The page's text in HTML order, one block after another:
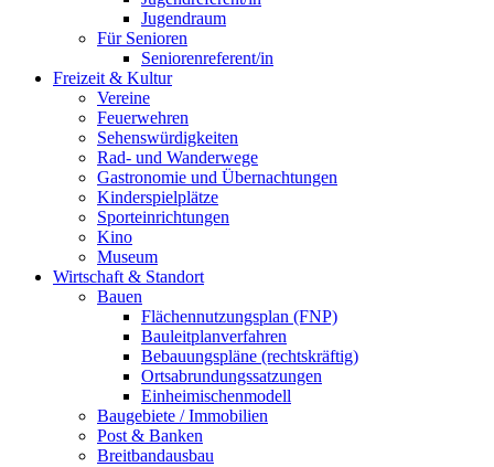
Jugendraum
Für Senioren
Seniorenreferent/in
Freizeit & Kultur
Vereine
Feuerwehren
Sehenswürdigkeiten
Rad- und Wanderwege
Gastronomie und Übernachtungen
Kinderspielplätze
Sporteinrichtungen
Kino
Museum
Wirtschaft & Standort
Bauen
Flächennutzungsplan (FNP)
Bauleitplanverfahren
Bebauungspläne (rechtskräftig)
Ortsabrundungssatzungen
Einheimischenmodell
Baugebiete / Immobilien
Post & Banken
Breitbandausbau